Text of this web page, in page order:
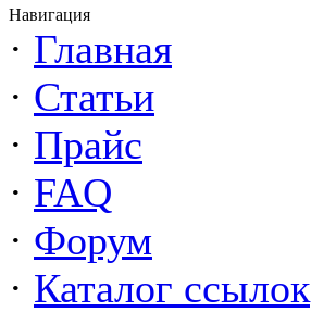
Навигация
· Главная
· Статьи
· Прайс
· FAQ
· Форум
· Каталог ссылок